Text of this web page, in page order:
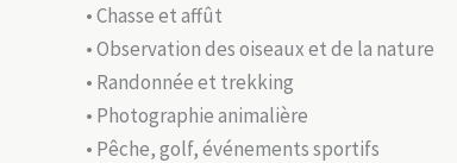
• Chasse et affût
• Observation des oiseaux et de la nature
• Randonnée et trekking
• Photographie animalière
• Pêche, golf, événements sportifs